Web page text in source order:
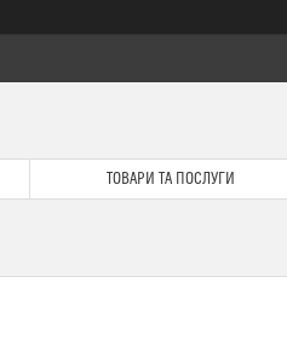
ТОВАРИ ТА ПОСЛУГИ